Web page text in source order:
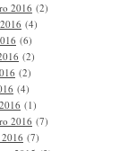
2016 (2)
(4)
(6)
(2)
(2)
(4)
(1)
2016 (7)
(7)